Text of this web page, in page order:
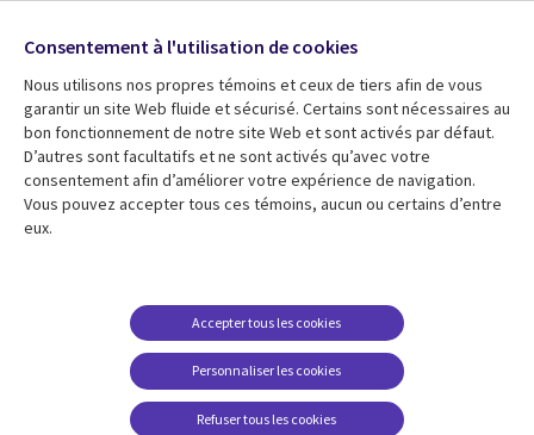
Fusions
Salle de presse
Ressources
Articles
Études de cas
Baladodiffusions
Support
Restrictions et
conditions juridiques
Carrières FAQ
Centre de gestion des
Suivez-nous
Social
Media
Global
FR
Consentement à l'utilisation de cookies
Nous utilisons nos propres témoins et ceux de tiers afin de vous
garantir un site Web fluide et sécurisé. Certains sont nécessaires au
bon fonctionnement de notre site Web et sont activés par défaut.
D’autres sont facultatifs et ne sont activés qu’avec votre
consentement afin d’améliorer votre expérience de navigation.
Vous pouvez accepter tous ces témoins, aucun ou certains d’entre
eux.
Personnaliser les cookies
Accepter tous les cookies
Refuser tous les cookies